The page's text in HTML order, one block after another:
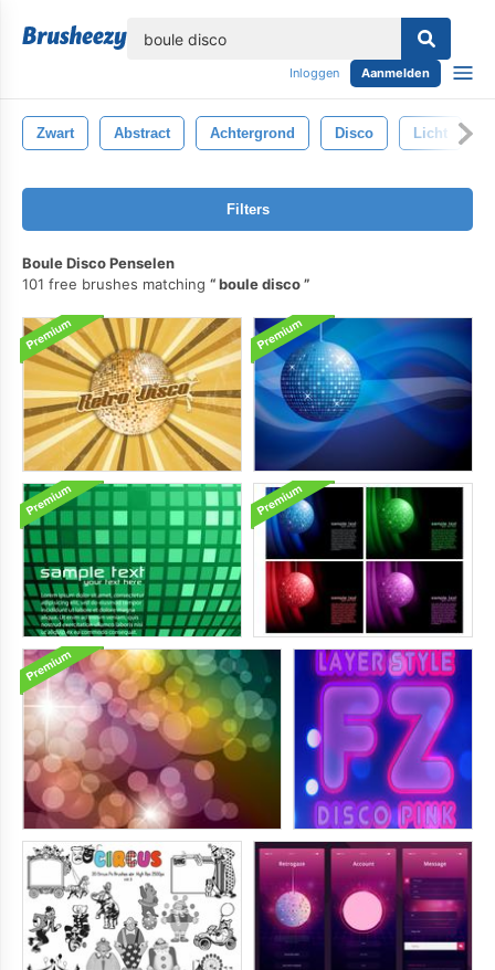
Inloggen Aanmelden
Zwart Abstract Achtergrond Disco Licht
Filters
Boule Disco Penselen
101 free brushes matching
boule disco